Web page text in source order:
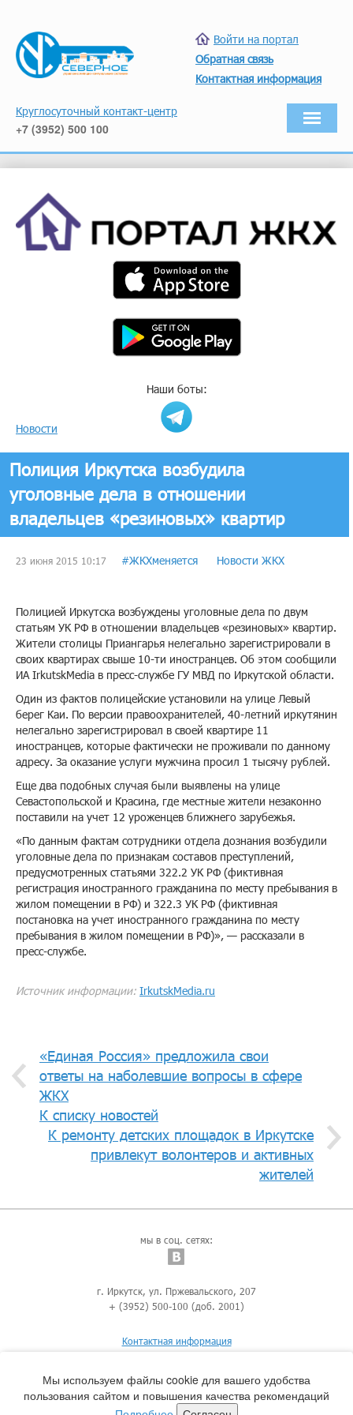
Войти на портал
Обратная связь
Контактная информация
Круглосуточный контакт-центр
+7 (3952) 500 100
Наши боты:
Новости
Полиция Иркутска возбудила
уголовные дела в отношении
владельцев «резиновых» квартир
23 июня 2015 10:17 #ЖКХменяется Новости ЖКХ
Полицией Иркутска возбуждены уголовные дела по двум
статьям УК РФ в отношении владельцев «резиновых» квартир.
Жители столицы Приангарья нелегально зарегистрировали в
своих квартирах свыше 10-ти иностранцев. Об этом сообщили
ИА IrkutskMedia в пресс-службе ГУ МВД по Иркутской области.
Один из фактов полицейские установили на улице Левый
берег Каи. По версии правоохранителей, 40-летний иркутянин
нелегально зарегистрировал в своей квартире 11
иностранцев, которые фактически не проживали по данному
адресу. За оказание услуги мужчина просил 1 тысячу рублей.
Еще два подобных случая были выявлены на улице
Севастопольской и Красина, где местные жители незаконно
поставили на учет 12 уроженцев ближнего зарубежья.
«По данным фактам сотрудники отдела дознания возбудили
уголовные дела по признакам составов преступлений,
предусмотренных статьями 322.2 УК РФ (фиктивная
регистрация иностранного гражданина по месту пребывания в
жилом помещении в РФ) и 322.3 УК РФ (фиктивная
постановка на учет иностранного гражданина по месту
пребывания в жилом помещении в РФ)», — рассказали в
пресс-службе.
Источник информации: IrkutskMedia.ru
«Единая Россия» предложила свои
ответы на наболевшие вопросы в сфере
ЖКХ
К списку новостей
К ремонту детских площадок в Иркутске
привлекут волонтеров и активных
жителей
мы в соц. сетях:
г. Иркутск, ул. Пржевальского, 207
+ (3952) 500-100 (доб. 2001)
Контактная информация
Мы используем файлы cookie для вашего удобства
пользования сайтом и повышения качества рекомендаций